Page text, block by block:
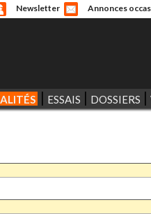
Newsletter Annonces
ESSAIS DOSSIERS